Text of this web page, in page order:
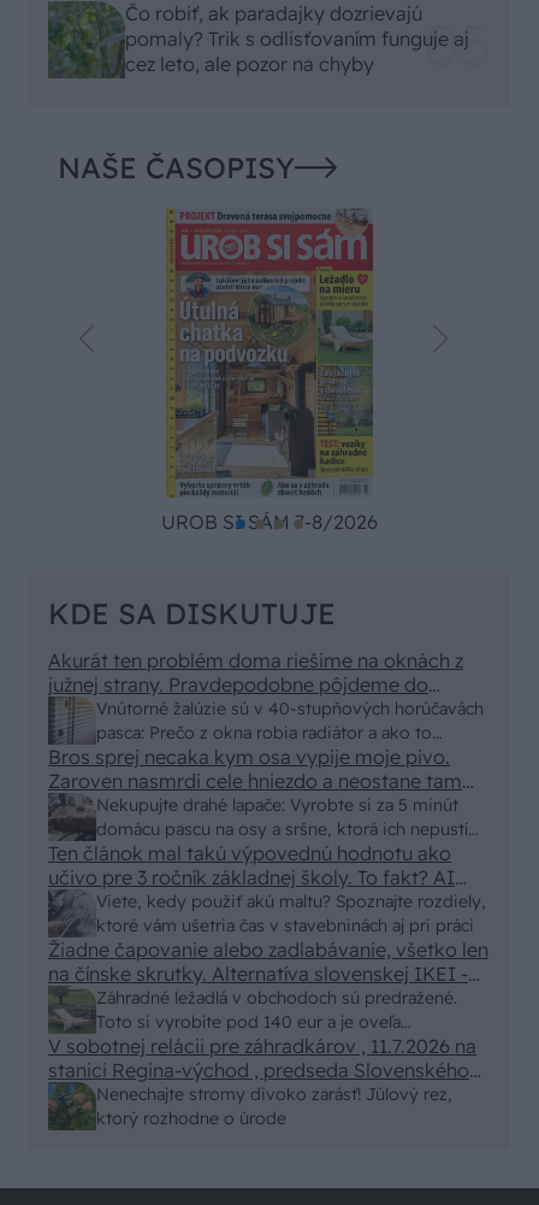
Čo robiť, ak paradajky dozrievajú
pomaly? Trik s odlisťovaním funguje aj
cez leto, ale pozor na chyby
NAŠE ČASOPISY
UROB SI SÁM 7-8/2026
KDE SA DISKUTUJE
Vnútorné žalúzie sú v 40-stupňových horúčavách
pasca: Prečo z okna robia radiátor a ako to
vyriešiť za pár eur?
Akurát ten problém doma riešime na oknách z
južnej strany. Pravdepodobne pôjdeme do
vonkajšieho tienenia na spôsob markízy
250x150cm. Čínsky predajcovia idú okolo 100
eur kus.
Nekupujte drahé lapače: Vyrobte si za 5 minút
domácu pascu na osy a sršne, ktorá ich nepustí
von
Bros sprej necaka kym osa vypije moje pivo.
Zaroven nasmrdi cele hniezdo a neostane tam
nic zive. Vasa pasca naucinke moc efektivne.
Skor pritiahne slimaky
Viete, kedy použiť akú maltu? Spoznajte rozdiely,
ktoré vám ušetria čas v stavebninách aj pri práci
Ten článok mal takú výpovednú hodnotu ako
učivo pre 3 ročník základnej školy. To fakt? AI
alebo nejaka kniha z VŠ? Dnešné rychlotvrdnuce
malty - pevnosť 40 Mpa a doba schnutia tak 15
minut , k tomu vodotesné s kryštálikou. A rozdiel
- schnutie a zretie. Nič?
Záhradné ležadlá v obchodoch sú predražené.
Toto si vyrobíte pod 140 eur a je oveľa
pohodlnejšie!
Žiadne čapovanie alebo zadlabávanie, všetko len
na čínske skrutky. Alternatíva slovenskej IKEI -
čo sa týka pevnosti. Autor si nedal veľa námahy s
remeselným spracovaním, škoda. No lepšie než
ten odpad z DTD predávaný v Kauflande alebo
Lídli.
Nenechajte stromy divoko zarásť! Júlový rez,
ktorý rozhodne o úrode
V sobotnej relácii pre záhradkárov , 11.7.2026 na
stanici Regina-východ , predseda Slovenského
zväzu záhradkárov pán Jakubech tvrdil, že to, že
vlky sú neproduktívne , nie je pravda. Aj vlky je